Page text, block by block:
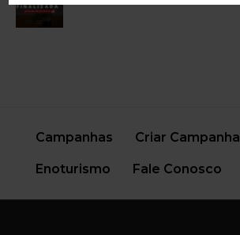
Campanhas Criar Campanha
Enoturismo Fale Conosco